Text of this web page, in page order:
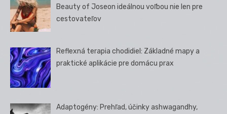
Beauty of Joseon ideálnou voľbou nie len pre
cestovateľov
Reflexná terapia chodidiel: Základné mapy a
praktické aplikácie pre domácu prax
Adaptogény: Prehľad, účinky ashwagandhy,